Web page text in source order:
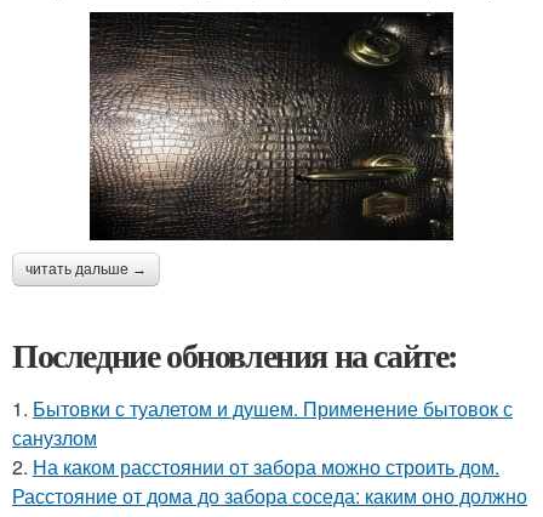
читать дальше →
Последние обновления на сайте:
1. Бытовки с туалетом и душем. Применение бытовок с
санузлом
2. На каком расстоянии от забора можно строить дом.
Расстояние от дома до забора соседа: каким оно должно